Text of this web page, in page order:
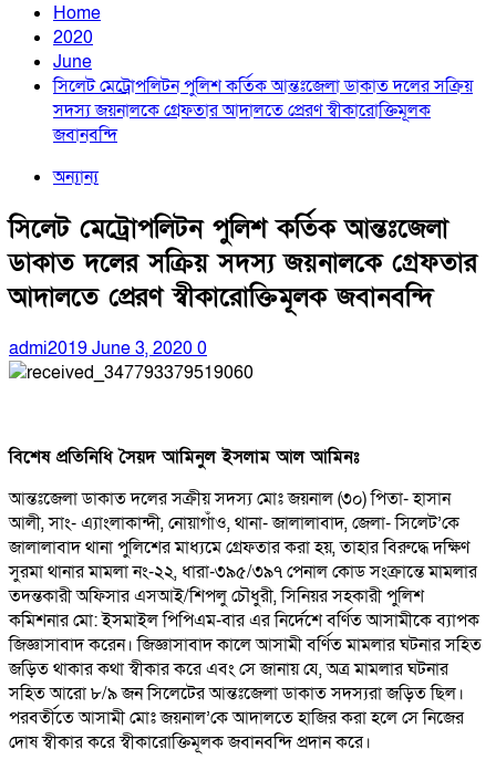
Home
2020
June
সিলেট মেট্রোপলিটন পুলিশ কর্তিক আন্তঃজেলা ডাকাত দলের সক্রিয়
সদস্য জয়নালকে গ্রেফতার আদালতে প্রেরণ স্বীকারোক্তিমূলক
জবানবন্দি
অন্যান্য
সিলেট মেট্রোপলিটন পুলিশ কর্তিক আন্তঃজেলা
ডাকাত দলের সক্রিয় সদস্য জয়নালকে গ্রেফতার
আদালতে প্রেরণ স্বীকারোক্তিমূলক জবানবন্দি
admi2019June 3, 2020 0
বিশেষ প্রতিনিধি সৈয়দ আমিনুল ইসলাম আল আমিনঃ
আন্তঃজেলা ডাকাত দলের সক্রীয় সদস্য মোঃ জয়নাল (৩০) পিতা- হাসান
আলী, সাং- এ্যাংলাকান্দী, নোয়াগাঁও, থানা- জালালাবাদ, জেলা- সিলেট’কে
জালালাবাদ থানা পুলিশের মাধ্যমে গ্রেফতার করা হয়, তাহার বিরুদ্ধে দক্ষিণ
সুরমা থানার মামলা নং-২২, ধারা-৩৯৫/৩৯৭ পেনাল কোড সংক্রান্তে মামলার
তদন্তকারী অফিসার এসআই/শিপলু চৌধুরী, সিনিয়র সহকারী পুলিশ
কমিশনার মো: ইসমাইল পিপিএম-বার এর নির্দেশে বর্ণিত আসামীকে ব্যাপক
জিজ্ঞাসাবাদ করেন। জিজ্ঞাসাবাদ কালে আসামী বর্ণিত মামলার ঘটনার সহিত
জড়িত থাকার কথা স্বীকার করে এবং সে জানায় যে, অত্র মামলার ঘটনার
সহিত আরো ৮/৯ জন সিলেটের আন্তঃজেলা ডাকাত সদস্যরা জড়িত ছিল।
পরবর্তীতে আসামী মোঃ জয়নাল’কে আদালতে হাজির করা হলে সে নিজের
দোষ স্বীকার করে স্বীকারোক্তিমূলক জবানবন্দি প্রদান করে।